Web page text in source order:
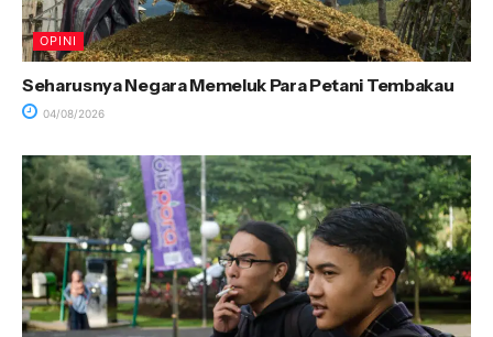
OPINI
Seharusnya Negara Memeluk Para Petani Tembakau
04/08/2026